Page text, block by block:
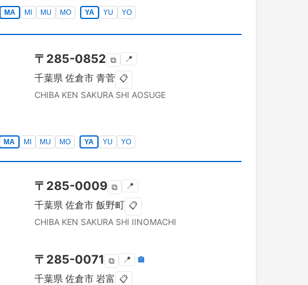
MA MI MU MO YA YU YO
〒 285-0852 ⧉ 📍
千葉県 佐倉市 青菅 📋
CHIBA KEN SAKURA SHI AOSUGE
MA MI MU MO YA YU YO
〒 285-0009 ⧉ 📍
千葉県 佐倉市 飯野町 📋
CHIBA KEN SAKURA SHI IINOMACHI
〒 285-0071 ⧉ 📍 🏣
千葉県 佐倉市 岩富 📋